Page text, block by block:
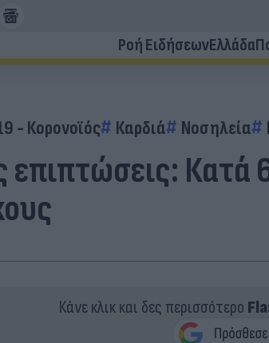
Ροή ΕιδήσεωνΕλλάδα
- Κορονοϊός Καρδιά Νοσηλεία
επιπτώσεις:
Κάνε κλικ και δες περισσότερο